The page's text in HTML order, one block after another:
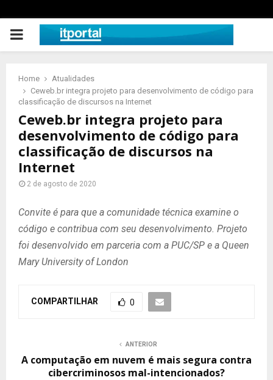
PRIMARY
Home
Atualidades
Ceweb.br integra projeto para desenvolvimento de código para
classificação de discursos na Internet
Ceweb.br integra projeto para
desenvolvimento de código para
classificação de discursos na
Internet
2 de agosto de 2020
Convite é para que a comunidade técnica examine o
código e contribua com seu desenvolvimento. Projeto
foi desenvolvido em parceria com a PUC/SP e a Queen
Mary University of London
COMPARTILHAR 0
ANTERIOR
A computação em nuvem é mais segura contra
cibercriminosos mal-intencionados?